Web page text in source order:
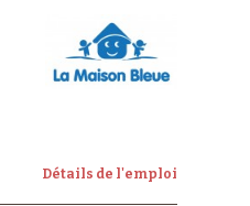
Détails de l'emploi